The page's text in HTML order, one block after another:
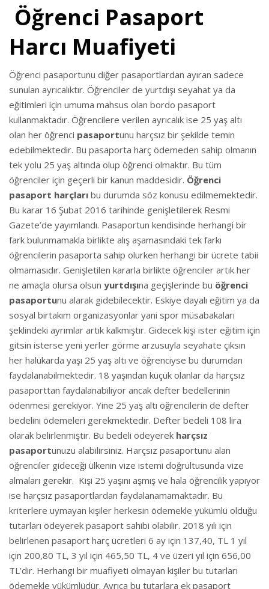
Öğrenci Pasaport
Harcı Muafiyeti
Öğrenci pasaportunu diğer pasaportlardan ayıran sadece
sunulan ayrıcalıktır. Öğrenciler de yurtdışı seyahat ya da
eğitimleri için umuma mahsus olan bordo pasaport
kullanmaktadır. Öğrencilere verilen ayrıcalık ise 25 yaş altı
olan her öğrenci pasaportunu harçsız bir şekilde temin
edebilmektedir. Bu pasaporta harç ödemeden sahip olmanın
tek yolu 25 yaş altında olup öğrenci olmaktır. Bu tüm
öğrenciler için geçerli bir kanun maddesidir. Öğrenci
pasaport harçları bu durumda söz konusu edilmemektedir.
Bu karar 16 Şubat 2016 tarihinde genişletilerek Resmi
Gazete’de yayımlandı. Pasaportun kendisinde herhangi bir
fark bulunmamakla birlikte alış aşamasındaki tek farkı
öğrencilerin pasaporta sahip olurken herhangi bir ücrete tabii
olmamasıdır. Genişletilen kararla birlikte öğrenciler artık her
ne amaçla olursa olsun yurtdışına geçişlerinde bu öğrenci
pasaportunu alarak gidebilecektir. Eskiye dayalı eğitim ya da
sosyal birtakım organizasyonlar yani spor müsabakaları
şeklindeki ayrımlar artık kalkmıştır. Gidecek kişi ister eğitim için
gitsin isterse yeni yerler görme arzusuyla seyahate çıksın
her halükarda yaşı 25 yaş altı ve öğrenciyse bu durumdan
faydalanabilmektedir. 18 yaşından küçük olanlar da harçsız
pasaporttan faydalanabiliyor ancak defter bedellerinin
ödenmesi gerekiyor. Yine 25 yaş altı öğrencilerin de defter
bedelini ödemeleri gerekmektedir. Defter bedeli 108 lira
olarak belirlenmiştir. Bu bedeli ödeyerek harçsız
pasaportunuzu alabilirsiniz. Harçsız pasaportunu alan
öğrenciler gideceği ülkenin vize istemi doğrultusunda vize
almaları gerekir. Kişi 25 yaşını aşmış ve hala öğrencilik yapıyor
ise harçsız pasaportlardan faydalanamamaktadır. Bu
kriterlere uymayan kişiler herkesin ödemekle yükümlü olduğu
tutarları ödeyerek pasaport sahibi olabilir. 2018 yılı için
belirlenen pasaport harç ücretleri 6 ay için 137,40, TL 1 yıl
için 200,80 TL, 3 yıl için 465,50 TL, 4 ve üzeri yıl için 656,00
TL’dir. Herhangi bir muafiyeti olmayan kişiler bu tutarları
ödemekle yükümlüdür. Ayrıca bu tutarlara ek pasaport